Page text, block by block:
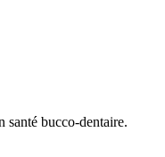
santé bucco-dentaire.